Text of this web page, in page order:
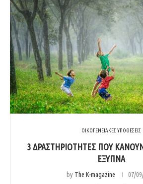
ΟΙΚΟΓΕΝΕΙΑΚΕΣ ΥΠΟΘΕΣΕΙΣ
3 ΔΡΑΣΤΗΡΙΟΤΗΤΕΣ ΠΟΥ
ΕΞΥΠΝΑ
by The K-magazine 07/